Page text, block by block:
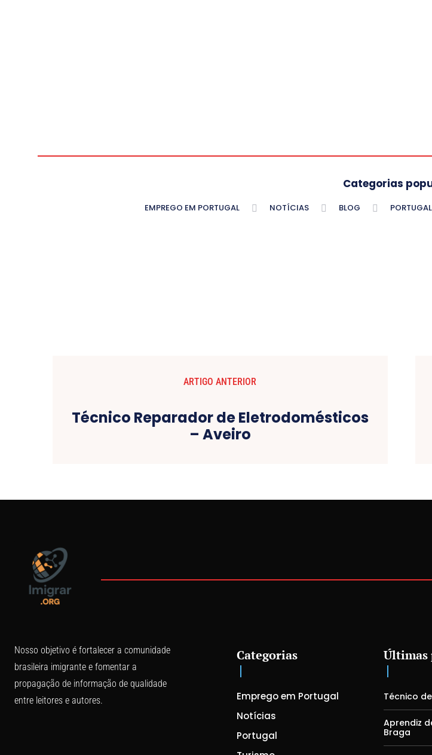
Categorias
EMPREGO EM PORTUGAL NOTÍCIAS BLOG PORTUGAL
ARTIGO ANTERIOR
Técnico Reparador de Eletrodomésticos
– Aveiro
Nosso objetivo é fortalecer a comunidade
brasileira imigrante e fomentar a
propagação de informação de qualidade
entre leitores e autores.
Categorias
Emprego em Portugal
Notícias
Portugal
Últimas
Técnico
Aprendiz
Braga